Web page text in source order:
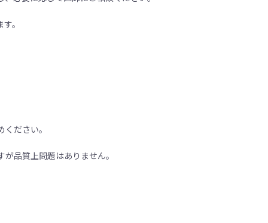
。
ださい。
品質上問題はありません。